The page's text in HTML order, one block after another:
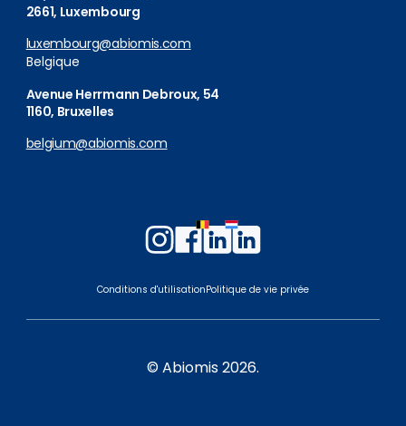
2661, Luxembourg
luxembourg@abiomis.com
Belgique
Avenue Herrmann Debroux, 54
1160, Bruxelles
belgium@abiomis.com
Follow
us
on
Follow
us
on
Follow
us
on
Belgium
Follow
us
Luxembourg
Conditions d'utilisationPolitique de vie privée
© Abiomis 2026.